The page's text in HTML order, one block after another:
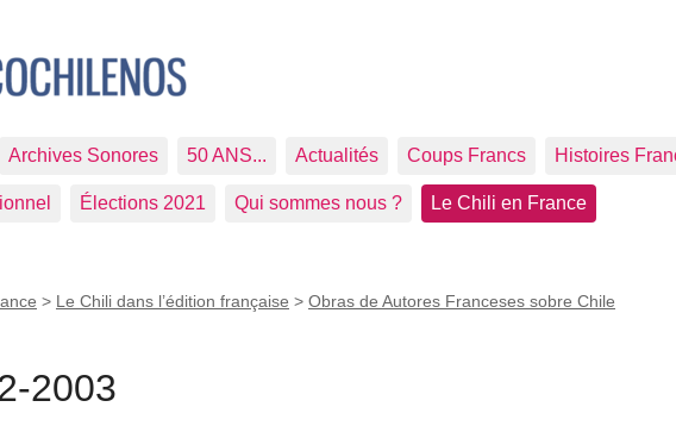
Archives Sonores 50 ANS... Actualités Coups Francs Histoires
Élections 2021 Qui sommes nous ? Le Chili en France
> Le Chili dans l’édition française > Obras de Autores Franceses sobre Chile
2003